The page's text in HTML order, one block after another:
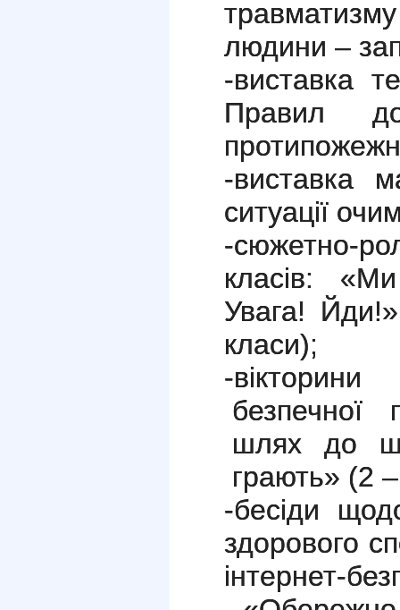
людини –
-виставка
Правил
-виставка
ситуації
-сюжетно-
класів:
Увага!
класи);
-
безпечної
шлях до
грають» (2
-бесіди
здорового
інтернет-